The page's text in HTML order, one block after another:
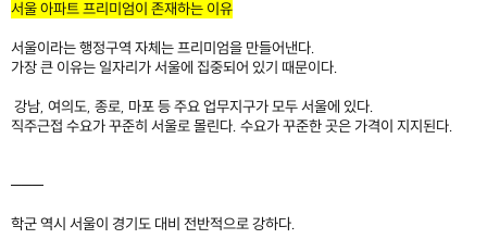
서울 아파트 프리미엄이 존재하는 이유
서울이라는 행정구역 자체는 프리미엄을 만들어낸다.
가장 큰 이유는 일자리가 서울에 집중되어 있기 때문이다.
강남, 여의도, 종로, 마포 등 주요 업무지구가 모두 서울에 있다.
직주근접 수요가 꾸준히 서울로 몰린다. 수요가 꾸준한 곳은 가격이 지지된다.
───
학군 역시 서울이 경기도 대비 전반적으로 강하다. ​